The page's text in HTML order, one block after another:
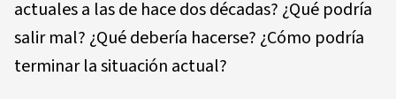
actuales a las de hace dos décadas? ¿Qué podría
salir mal? ¿Qué debería hacerse? ¿Cómo podría
terminar la situación actual?